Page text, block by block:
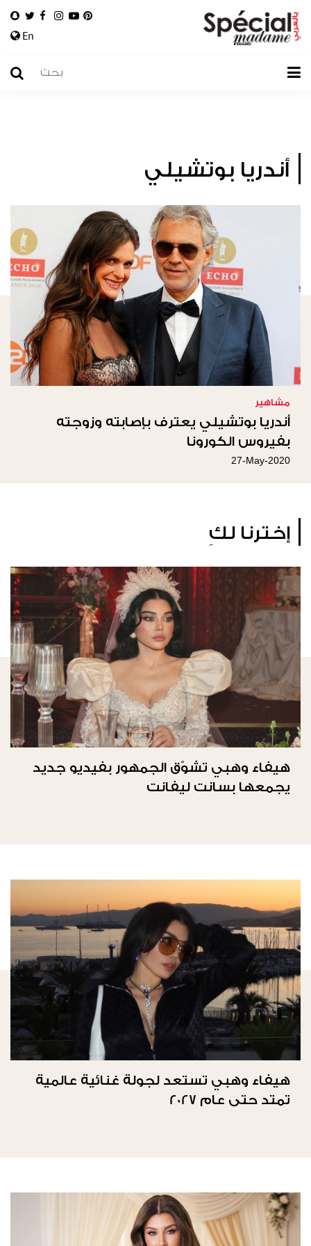
En
أندريا بوتشيلي
مشاهير
أندريا بوتشيلي يعترف بإصابته وزوجته
بفيروس الكورونا
27-May-2020
إخترنا لكِ
هيفاء وهبي تشوّق الجمهور بفيديو جديد
يجمعها بسانت ليفانت
هيفاء وهبي تستعد لجولة غنائية عالمية
تمتد حتى عام 2027